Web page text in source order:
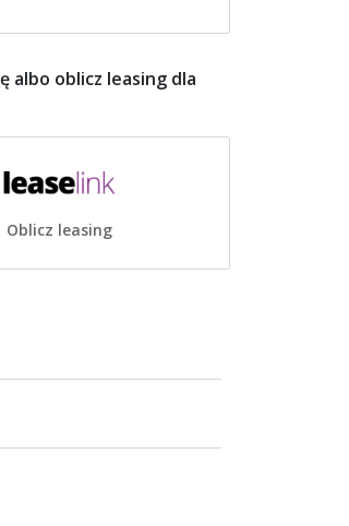
albo oblicz leasing dla
Oblicz leasing